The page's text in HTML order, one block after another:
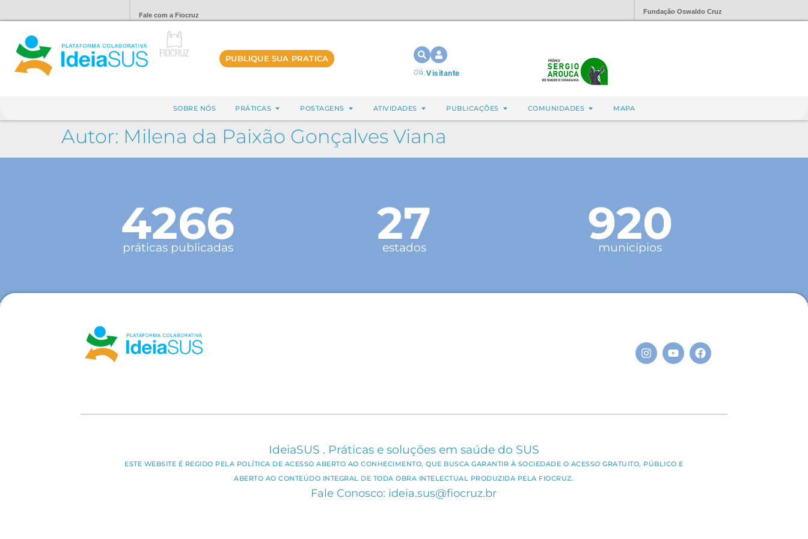
Fale com a Fiocruz Fundação Oswaldo Cruz
PUBLIQUE SUA PRATICA
Olá,Visitante
SOBRE NÓS PRÁTICAS POSTAGENS ATIVIDADES PUBLICAÇÕES COMUNIDADES MAPA
Autor: Milena da Paixão Gonçalves Viana
4266
práticas publicadas 27
estados 920
municípios
IdeiaSUS . Práticas e soluções em saúde do SUS
ESTE WEBSITE É REGIDO PELA POLÍTICA DE ACESSO ABERTO AO CONHECIMENTO, QUE BUSCA GARANTIR À SOCIEDADE O ACESSO GRATUITO, PÚBLICO E
ABERTO AO CONTEÚDO INTEGRAL DE TODA OBRA INTELECTUAL PRODUZIDA PELA FIOCRUZ.
Fale Conosco: ideia.sus@fiocruz.br